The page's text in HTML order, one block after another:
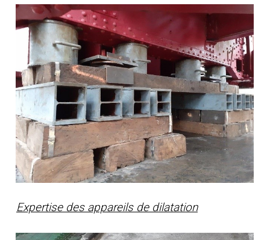
Expertise des appareils de dilatation